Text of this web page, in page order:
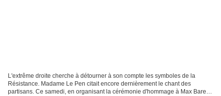
L'extrême droite cherche à détourner à son compte les symboles de la
Résistance. Madame Le Pen citait encore dernièrement le chant des
partisans. Ce samedi, en organisant la cérémonie d'hommage à Max Barel,